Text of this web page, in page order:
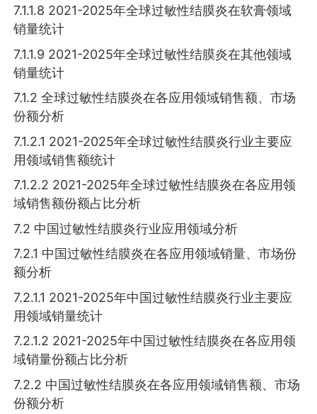
7.1.1.8 2021-2025年全球过敏性结膜炎在软膏领域
销量统计
7.1.1.9 2021-2025年全球过敏性结膜炎在其他领域
销量统计
7.1.2 全球过敏性结膜炎在各应用领域销售额、市场
份额分析
7.1.2.1 2021-2025年全球过敏性结膜炎行业主要应
用领域销售额统计
7.1.2.2 2021-2025年全球过敏性结膜炎在各应用领
域销售额份额占比分析
7.2 中国过敏性结膜炎行业应用领域分析
7.2.1 中国过敏性结膜炎在各应用领域销量、市场份
额分析
7.2.1.1 2021-2025年中国过敏性结膜炎行业主要应
用领域销量统计
7.2.1.2 2021-2025年中国过敏性结膜炎在各应用领
域销量份额占比分析
7.2.2 中国过敏性结膜炎在各应用领域销售额、市场
份额分析